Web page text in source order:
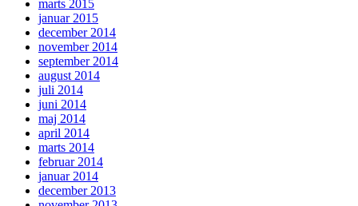
marts 2015
januar 2015
december 2014
november 2014
september 2014
august 2014
juli 2014
juni 2014
maj 2014
april 2014
marts 2014
februar 2014
januar 2014
december 2013